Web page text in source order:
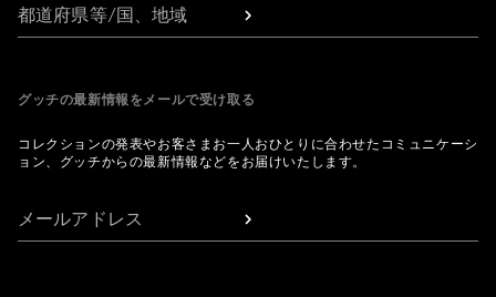
都道府県等/国、地域
グッチの最新情報をメールで受け取る
コレクションの発表やお客さまお一人おひとりに合わせたコミュニケーシ
ョン、グッチからの最新情報などをお届けいたします。
メールアドレス